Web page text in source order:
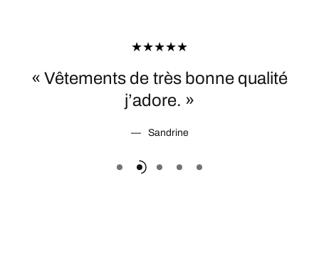
« Vêtements de très bonne qualité
j’adore. »
Sandrine